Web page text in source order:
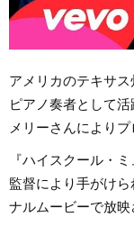
アメリカのテキサ
ピアノ奏者として
メリーさんによりプ
『ハイスクール・
監督により手がけ
ナルムービーで放映